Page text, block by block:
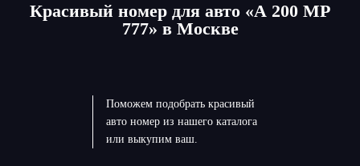
Красивый номер для авто «А 200 МР
777» в Москве
Поможем подобрать красивый
авто номер из нашего каталога
или выкупим ваш.